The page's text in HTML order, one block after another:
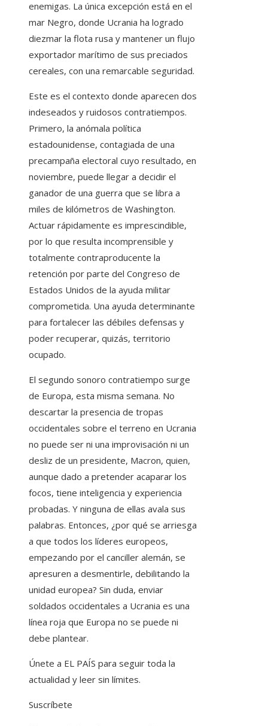
enemigas. La única excepción está en el
mar Negro, donde Ucrania ha logrado
diezmar la flota rusa y mantener un flujo
exportador marítimo de sus preciados
cereales, con una remarcable seguridad.
Este es el contexto donde aparecen dos
indeseados y ruidosos contratiempos.
Primero, la anómala política
estadounidense, contagiada de una
precampaña electoral cuyo resultado, en
noviembre, puede llegar a decidir el
ganador de una guerra que se libra a
miles de kilómetros de Washington.
Actuar rápidamente es imprescindible,
por lo que resulta incomprensible y
totalmente contraproducente la
retención por parte del Congreso de
Estados Unidos de la ayuda militar
comprometida. Una ayuda determinante
para fortalecer las débiles defensas y
poder recuperar, quizás, territorio
ocupado.
El segundo sonoro contratiempo surge
de Europa, esta misma semana. No
descartar la presencia de tropas
occidentales sobre el terreno en Ucrania
no puede ser ni una improvisación ni un
desliz de un presidente, Macron, quien,
aunque dado a pretender acaparar los
focos, tiene inteligencia y experiencia
probadas. Y ninguna de ellas avala sus
palabras. Entonces, ¿por qué se arriesga
a que todos los líderes europeos,
empezando por el canciller alemán, se
apresuren a desmentirle, debilitando la
unidad europea? Sin duda, enviar
soldados occidentales a Ucrania es una
línea roja que Europa no se puede ni
debe plantear.
Únete a EL PAÍS para seguir toda la
actualidad y leer sin límites.
Suscríbete